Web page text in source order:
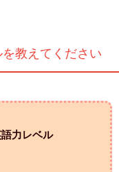
教えてください
力レベル